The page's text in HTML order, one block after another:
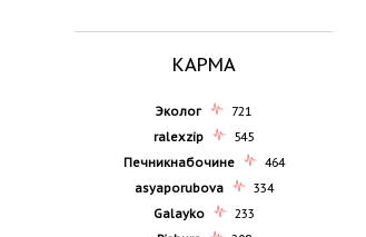
КАРМА
Эколог
721
ralexzip
545
Печникнабочине
464
asyaporubova
334
Galayko
233